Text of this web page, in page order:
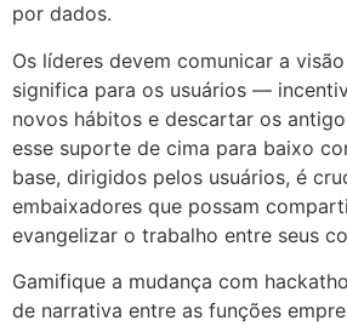
por dados.
Os líderes devem comunicar a
significa para os usuários —
novos hábitos e descartar os
esse suporte de cima para baixo
base, dirigidos pelos usuários, é
embaixadores que possam
evangelizar o trabalho entre seus
Gamifique a mudança com
de narrativa entre as funções